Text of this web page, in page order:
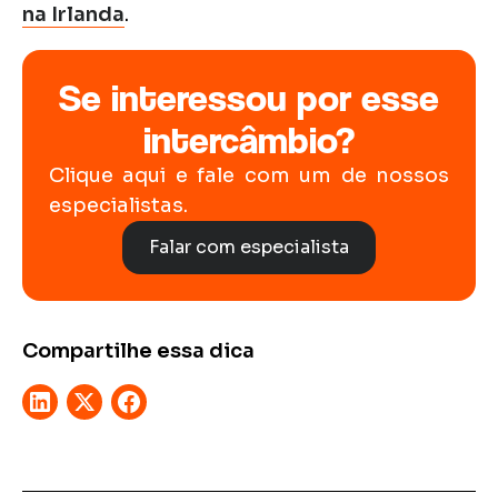
na Irlanda.
Se interessou por esse
intercâmbio?
Clique aqui e fale com um de nossos
especialistas.
Falar com especialista
Compartilhe essa dica